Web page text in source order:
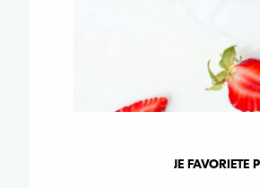
JE FAVORIETE